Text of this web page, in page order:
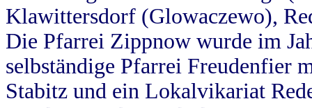
Klawittersdorf (Glowaczewo),
Die Pfarrei Zippnow wurde im
selbständige Pfarrei Freudenfier
Stabitz und ein Lokalvikariat